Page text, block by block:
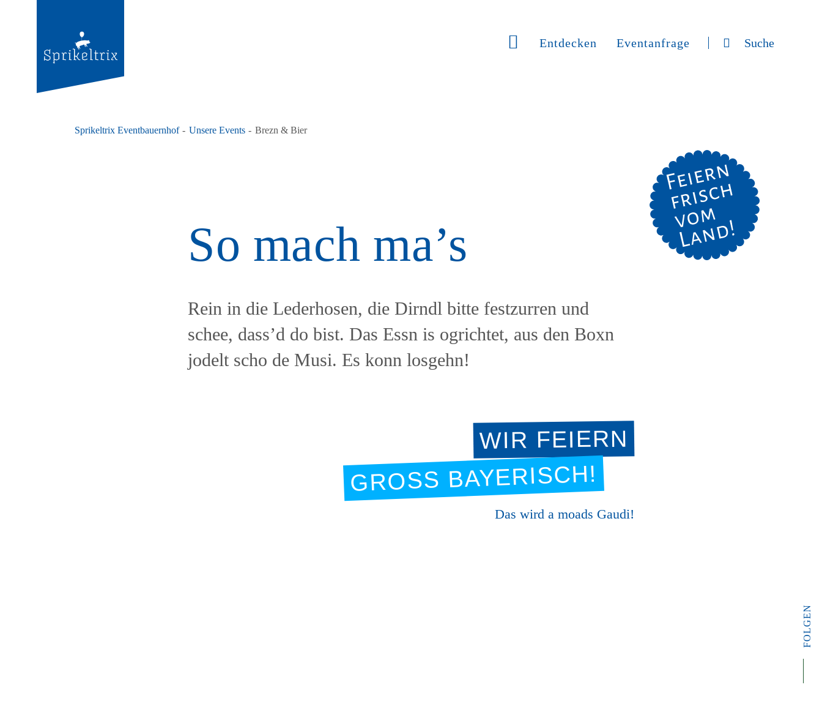
Suche
Entdecken Eventanfrage
Sprikeltrix Eventbauernhof Unsere Events Brezn & Bier
So mach ma’s
Rein in die Lederhosen, die Dirndl bitte festzurren und
schee, dass’d do bist. Das Essn is ogrichtet, aus den Boxn
jodelt scho de Musi. Es konn losgehn!
WIR FEIERN
GROSS BAYERISCH!
Das wird a moads Gaudi!